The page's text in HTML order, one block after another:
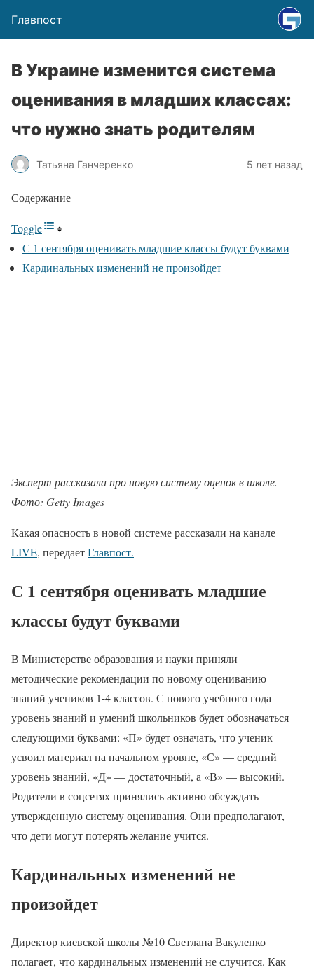
Главпост
В Украине изменится система
оценивания в младших классах:
что нужно знать родителям
Татьяна Ганчеренко 5 лет назад
Содержание
Toggle
С 1 сентября оценивать младшие классы будут буквами
Кардинальных изменений не произойдет
Эксперт рассказала про новую систему оценок в школе.
Фото: Getty Images
Какая опасность в новой системе рассказали на канале
LIVE, передаетГлавпост.
С 1 сентября оценивать младшие
классы будут буквами
В Министерстве образования и науки приняли
методические рекомендации по новому оцениванию
знаний учеников 1-4 классов. С нового учебного года
уровень знаний и умений школьников будет обозначаться
следующими буквами: «П» будет означать, что ученик
усвоил материал на начальном уровне, «С» — средний
уровень знаний, «Д» — достаточный, а «В» — высокий.
Родители в соцсетях принялись активно обсуждать
утвержденную систему оценивания. Они предполагают,
что дети могут потерять желание учится.
Кардинальных изменений не
произойдет
Директор киевской школы №10 Светлана Вакуленко
полагает, что кардинальных изменений не случится. Как